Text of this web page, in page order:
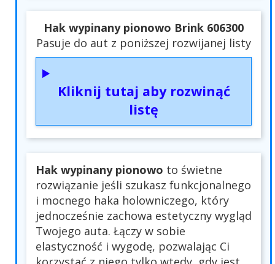
Hak wypinany pionowo Brink 606300
Pasuje do aut z poniższej rozwijanej listy
Kliknij tutaj aby rozwinąć
listę
Hak wypinany pionowo to świetne
rozwiązanie jeśli szukasz funkcjonalnego
i mocnego haka holowniczego, który
jednocześnie zachowa estetyczny wygląd
Twojego auta. Łączy w sobie
elastyczność i wygodę, pozwalając Ci